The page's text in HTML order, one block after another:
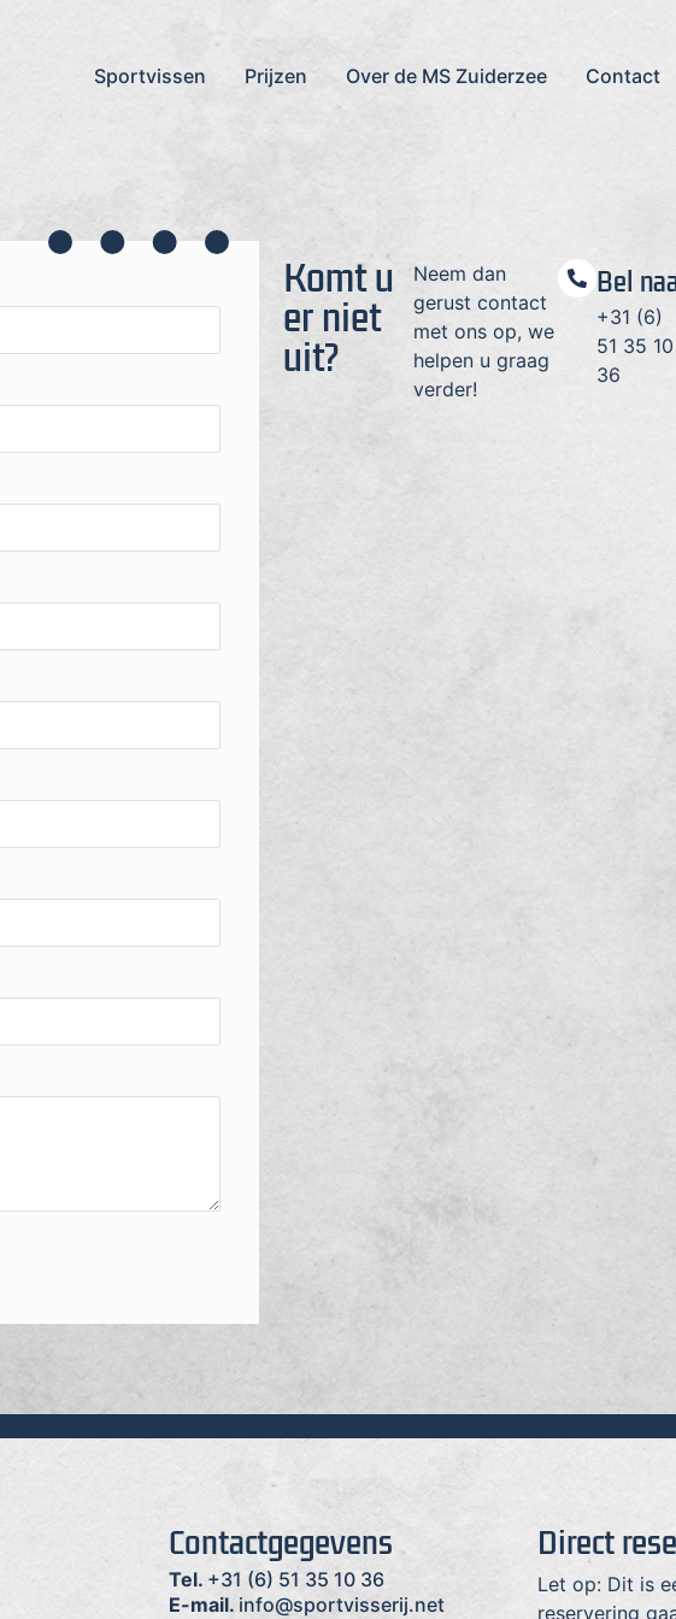
Sportvissen Prijzen Over de MS Zuiderzee Contact
Komt u
er niet
uit?
Neem dan
gerust contact
met ons op, we
helpen u graag
verder!
Bel
+31 (6)
51 35 10
36
Contactgegevens
Tel. +31 (6) 51 35 10 36
E-mail. info@sportvisserij.net
Direct
Let op: Dit is
reservering